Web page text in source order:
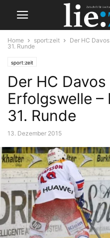
Home sport:zeit
Der HC
31. Runde
sport:zeit
Der HC
Erfolgswelle
31. Runde
13. Dezember 2015